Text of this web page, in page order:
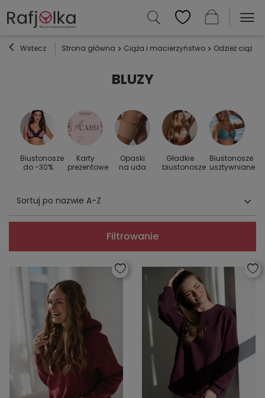
Wstecz Strona główna Ciąża i macierzyństwo Odzież
BLUZY
Biustonosze
do -30%
Karty
prezentowe
Opaski
na uda
Gładkie
biustonosze
Biustonosze
usztywniane
Sortuj po nazwie A-Z
Filtrowanie